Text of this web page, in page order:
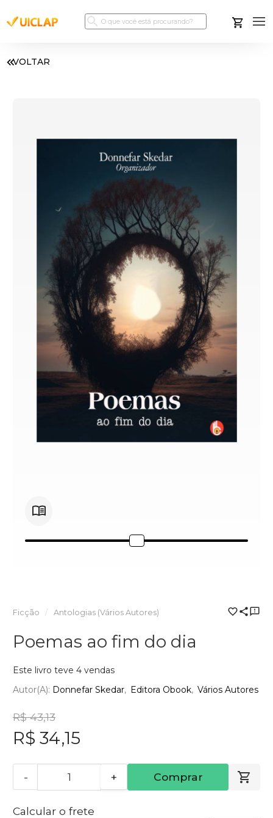
VOLTAR
Ficção Antologias (Vários Autores)
Poemas ao fim do dia
Este livro teve 4 vendas
Autor(a): Donnefar Skedar Editora Obook Vários Autores
R$ 43,13
R$ 34,15
- + Comprar
Calcular o frete